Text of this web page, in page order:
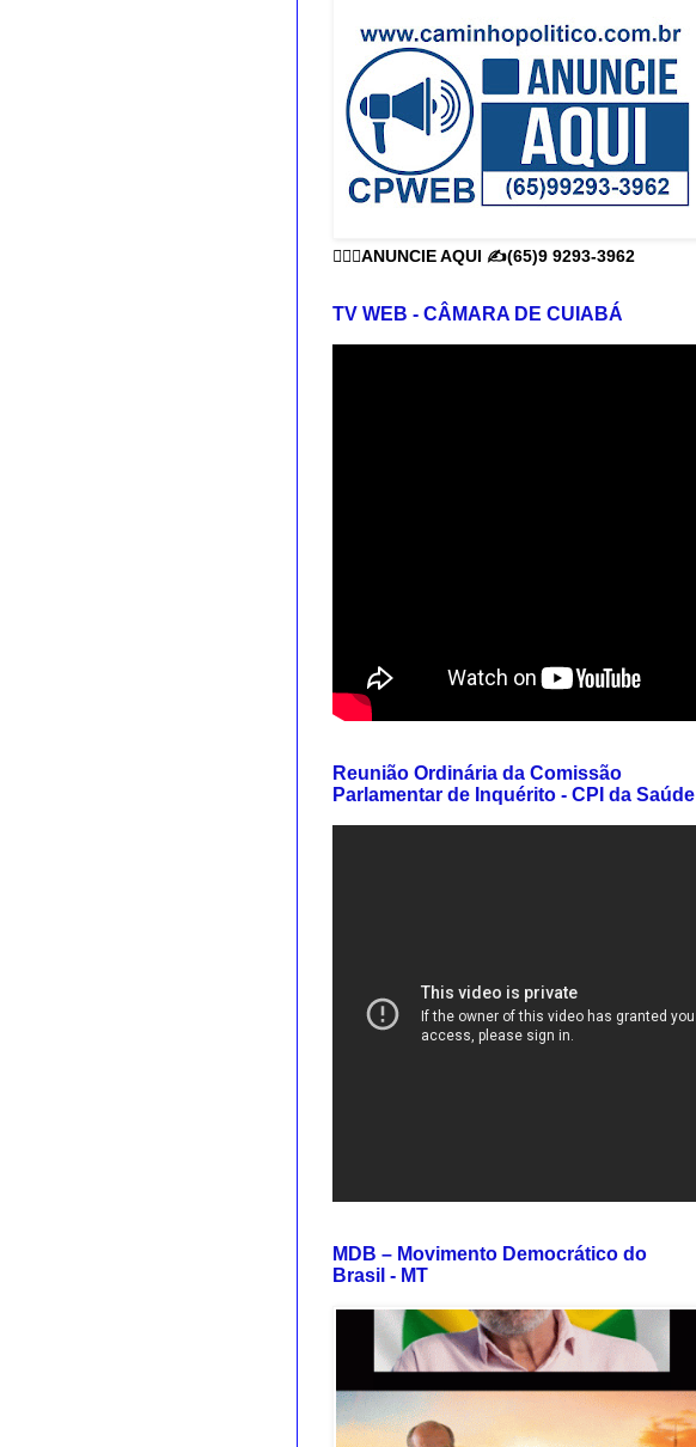
👨🏻‍⚕️ANUNCIE AQUI ✍️(65)9 9293-3962
TV WEB - CÂMARA DE CUIABÁ
Reunião Ordinária da Comissão
Parlamentar de Inquérito - CPI da Saúde
MDB – Movimento Democrático do
Brasil - MT